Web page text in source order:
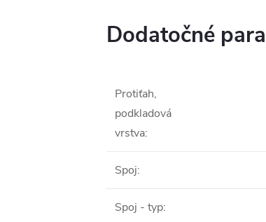
Dodatočné
Protiťah,
podkladová
vrstva:
Spoj:
Spoj - typ: